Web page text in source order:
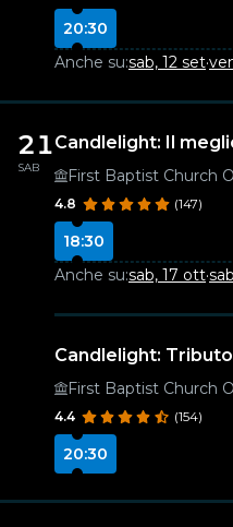
20:30
Anche su:sab, 12 set·
21
SAB
Candlelight: Il
First Baptist Church
4.8 (147)
18:30
Anche su:sab, 17 ott·
Candlelight:
First Baptist Church
4.4 (154)
20:30